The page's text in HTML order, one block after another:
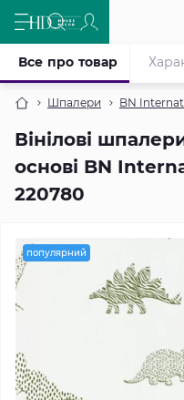
Шпалери BN
Вінілові
основі BN
220780
Все про товар
популярний